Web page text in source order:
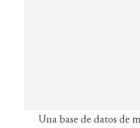
Una base de datos de